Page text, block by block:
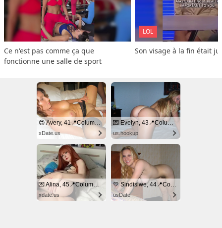
Ce n'est pas comme ça que
fonctionne une salle de sport
LOL
Son visage à la fin était